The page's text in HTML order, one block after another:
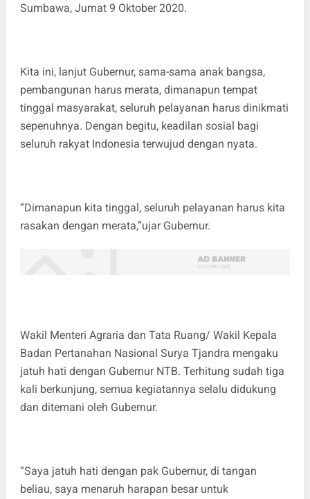
Sumbawa, Jumat 9 Oktober 2020.
Kita ini, lanjut Gubernur, sama-sama anak bangsa,
pembangunan harus merata, dimanapun tempat
tinggal masyarakat, seluruh pelayanan harus dinikmati
sepenuhnya. Dengan begitu, keadilan sosial bagi
seluruh rakyat Indonesia terwujud dengan nyata.
“Dimanapun kita tinggal, seluruh pelayanan harus kita
rasakan dengan merata,”ujar Gubernur.
Wakil Menteri Agraria dan Tata Ruang/ Wakil Kepala
Badan Pertanahan Nasional Surya Tjandra mengaku
jatuh hati dengan Gubernur NTB. Terhitung sudah tiga
kali berkunjung, semua kegiatannya selalu didukung
dan ditemani oleh Gubernur.
“Saya jatuh hati dengan pak Gubernur, di tangan
beliau, saya menaruh harapan besar untuk